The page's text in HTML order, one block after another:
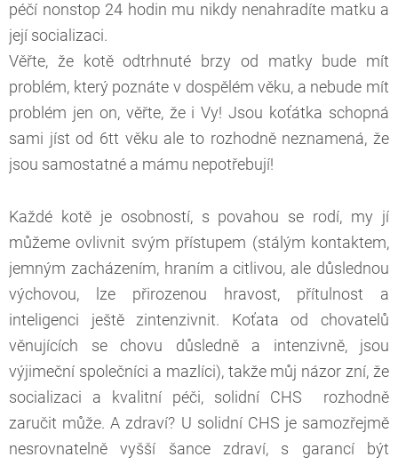
péčí nonstop 24 hodin mu nikdy nenahradíte matku a
její socializaci.
Věřte, že kotě odtrhnuté brzy od matky bude mít
problém, který poznáte v dospělém věku, a nebude mít
problém jen on, věřte, že i Vy! Jsou koťátka schopná
sami jíst od 6tt věku ale to rozhodně neznamená, že
jsou samostatné a mámu nepotřebují!
Každé kotě je osobností, s povahou se rodí, my jí
můžeme ovlivnit svým přístupem (stálým kontaktem,
jemným zacházením, hraním a citlivou, ale důslednou
výchovou, lze přirozenou hravost, přítulnost a
inteligenci ještě zintenzivnit. Koťata od chovatelů
věnujících se chovu důsledně a intenzivně, jsou
výjimeční společníci a mazlíci), takže můj názor zní, že
socializaci a kvalitní péči, solidní CHS rozhodně
zaručit může. A zdraví? U solidní CHS je samozřejmě
nesrovnatelně vyšší šance zdraví, s garancí být